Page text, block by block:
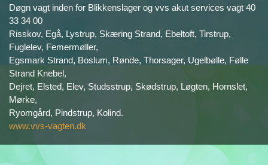
Døgn vagt inden for Blikkenslager og vvs akut services vagt 40
33 34 00
Risskov, Egå, Lystrup, Skæring Strand, Ebeltoft, Tirstrup,
Fuglelev, Femermøller,
Egsmark Strand, Boslum, Rønde, Thorsager, Ugelbølle, Følle
Strand Knebel,
Dejret, Elsted, Elev, Studsstrup, Skødstrup, Løgten, Hornslet,
Mørke,
Ryomgård, Pindstrup, Kolind.
www.vvs-vagten.dk